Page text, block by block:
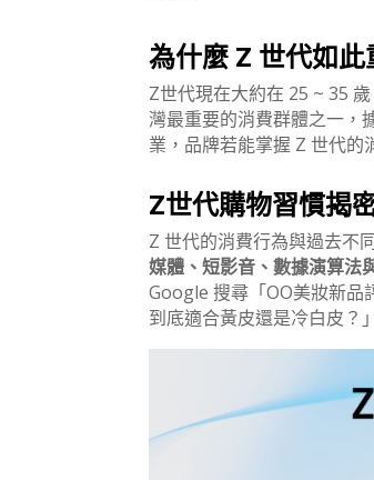
為什麼 Z 世代如此
Z世代現在大約在 25 ~ 35
灣最重要的消費群體之一，
業，品牌若能掌握 Z 世代的
Z世代購物習慣揭
Z 世代的消費行為與過去不
媒體、短影音、數據演算法
Google 搜尋「OO美妝新品
到底適合黃皮還是冷白皮？